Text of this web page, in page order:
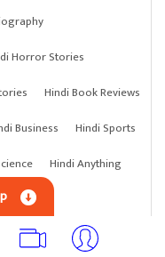
Horror Stories
Hindi Book Reviews
Business
Hindi Sports
Hindi Anything